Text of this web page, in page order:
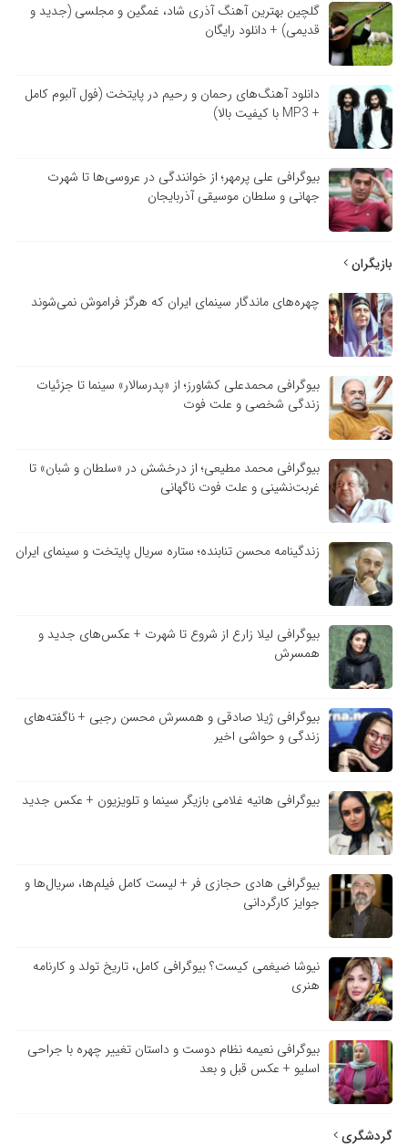
گلچین بهترین آهنگ آذری شاد، غمگین و مجلسی (جدید و
قدیمی) + دانلود رایگان
دانلود آهنگ‌های رحمان و رحیم در پایتخت (فول آلبوم کامل
+ MP3 با کیفیت بالا)
بیوگرافی علی پرمهر؛ از خوانندگی در عروسی‌ها تا شهرت
جهانی و سلطان موسیقی آذربایجان
بازیگران
چهره‌های ماندگار سینمای ایران که هرگز فراموش نمی‌شوند
بیوگرافی محمدعلی کشاورز؛ از «پدرسالار» سینما تا جزئیات
زندگی شخصی و علت فوت
بیوگرافی محمد مطیعی؛ از درخشش در «سلطان و شبان» تا
غربت‌نشینی و علت فوت ناگهانی
زندگینامه محسن تنابنده؛ ستاره سریال پایتخت و سینمای ایران
بیوگرافی لیلا زارع از شروع تا شهرت + عکس‌های جدید و
همسرش
بیوگرافی ژیلا صادقی و همسرش محسن رجبی + ناگفته‌های
زندگی و حواشی اخیر
بیوگرافی هانیه غلامی بازیگر سینما و تلویزیون + عکس جدید
بیوگرافی هادی حجازی فر + لیست کامل فیلم‌ها، سریال‌ها و
جوایز کارگردانی
نیوشا ضیغمی کیست؟ بیوگرافی کامل، تاریخ تولد و کارنامه
هنری
بیوگرافی نعیمه نظام دوست و داستان تغییر چهره با جراحی
اسلیو + عکس قبل و بعد
گردشگری